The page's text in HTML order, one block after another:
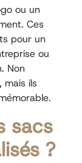
ou un
Ces
pour un
ou
Non
mais ils
sacs
?